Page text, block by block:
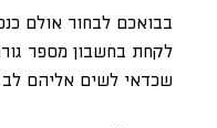
בבואכם לבחור אולם
לקחת בחשבון מספר
שכדאי לשים אליהם